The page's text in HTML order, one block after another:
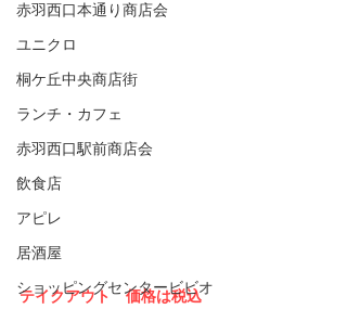
赤羽西口本通り商店会
ユニクロ
桐ケ丘中央商店街
ランチ・カフェ
赤羽西口駅前商店会
飲食店
アピレ
居酒屋
ショッピングセンタービビオ
テイクアウト　価格は税込